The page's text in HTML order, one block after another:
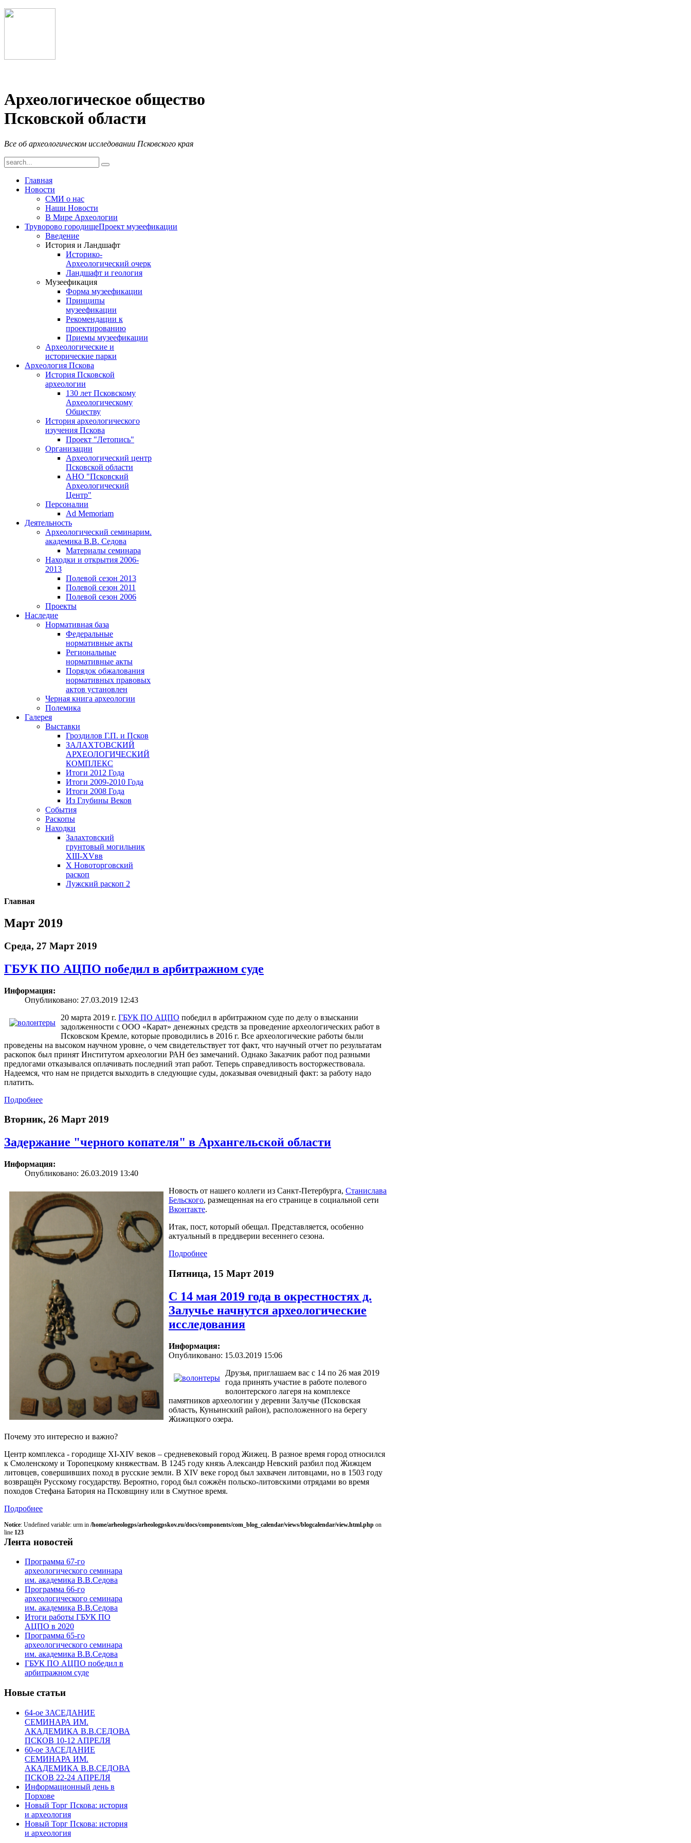
Археологическое общество
Псковской области
Все об археологическом исследовании Псковского края
Главная
Новости
СМИ о нас
Наши Новости
В Мире Археологии
Труворово городищеПроект музеефикации
Введение
История и Ландшафт
Историко-
Археологический очерк
Ландшафт и геология
Музеефикация
Форма музеефикации
Принципы
музеефикации
Рекомендации к
проектированию
Приемы музеефикации
Археологические и
исторические парки
Археология Пскова
История Псковской
археологии
130 лет Псковскому
Археологическому
Обществу
История археологического
изучения Пскова
Проект "Летопись"
Организации
Археологический центр
Псковской области
АНО "Псковский
Археологический
Центр"
Персоналии
Ad Memoriam
Деятельность
Археологический семинарим.
академика В.В. Седова
Материалы семинара
Находки и открытия 2006-
2013
Полевой сезон 2013
Полевой сезон 2011
Полевой сезон 2006
Проекты
Наследие
Нормативная база
Федеральные
нормативные акты
Региональные
нормативные акты
Порядок обжалования
нормативных правовых
актов установлен
Черная книга археологии
Полемика
Галерея
Выставки
Гроздилов Г.П. и Псков
ЗАЛАХТОВСКИЙ
АРХЕОЛОГИЧЕСКИЙ
КОМПЛЕКС
Итоги 2012 Года
Итоги 2009-2010 Года
Итоги 2008 Года
Из Глубины Веков
События
Раскопы
Находки
Залахтовский
грунтовый могильник
XIII-XVвв
X Новоторговский
раскоп
Лужский раскоп 2
Главная
Март 2019
Среда, 27 Март 2019
ГБУК ПО АЦПО победил в арбитражном суде
Информация:
Опубликовано: 27.03.2019 12:43
20 марта 2019 г. ГБУК ПО АЦПО победил в арбитражном суде по делу о взыскании
задолженности с ООО «Карат» денежных средств за проведение археологических работ в
Псковском Кремле, которые проводились в 2016 г. Все археологические работы были
проведены на высоком научном уровне, о чем свидетельствует тот факт, что научный отчет по результатам
раскопок был принят Институтом археологии РАН без замечаний. Однако Заказчик работ под разными
предлогами отказывался оплачивать последний этап работ. Теперь справедливость восторжествовала.
Надеемся, что нам не придется выходить в следующие суды, доказывая очевидный факт: за работу надо
платить.
Подробнее
Вторник, 26 Март 2019
Задержание "черного копателя" в Архангельской области
Информация:
Опубликовано: 26.03.2019 13:40
Новость от нашего коллеги из Санкт-Петербурга, Станислава
Бельского, размещенная на его странице в социальной сети
Вконтакте.
Итак, пост, который обещал. Представляется, особенно
актуальный в преддверии весеннего сезона.
Подробнее
Пятница, 15 Март 2019
С 14 мая 2019 года в окрестностях д.
Залучье начнутся археологические
исследования
Информация:
Опубликовано: 15.03.2019 15:06
Друзья, приглашаем вас с 14 по 26 мая 2019
года принять участие в работе полевого
волонтерского лагеря на комплексе
памятников археологии у деревни Залучье (Псковская
область, Куньинский район), расположенного на берегу
Жижицкого озера.
Почему это интересно и важно?
Центр комплекса - городище XI-XIV веков – средневековый город Жижец. В разное время город относился
к Смоленскому и Торопецкому княжествам. В 1245 году князь Александр Невский разбил под Жижцем
литовцев, совершивших поход в русские земли. В XIV веке город был захвачен литовцами, но в 1503 году
возвращён Русскому государству. Вероятно, город был сожжён польско-литовскими отрядами во время
походов Стефана Батория на Псковщину или в Смутное время.
Подробнее
Notice: Undefined variable: urm in /home/arheologps/arheologpskov.ru/docs/components/com_blog_calendar/views/blogcalendar/view.html.php on
line 123
Лента новостей
Программа 67-го
археологического семинара
им. академика В.В.Седова
Программа 66-го
археологического семинара
им. академика В.В.Седова
Итоги работы ГБУК ПО
АЦПО в 2020
Программа 65-го
археологического семинара
им. академика В.В.Седова
ГБУК ПО АЦПО победил в
арбитражном суде
Новые статьи
64-ое ЗАСЕДАНИЕ
СЕМИНАРА ИМ.
АКАДЕМИКА В.В.СЕДОВА
ПСКОВ 10-12 АПРЕЛЯ
60-ое ЗАСЕДАНИЕ
СЕМИНАРА ИМ.
АКАДЕМИКА В.В.СЕДОВА
ПСКОВ 22-24 АПРЕЛЯ
Информационный день в
Порхове
Новый Торг Пскова: история
и археология
Новый Торг Пскова: история
и археология